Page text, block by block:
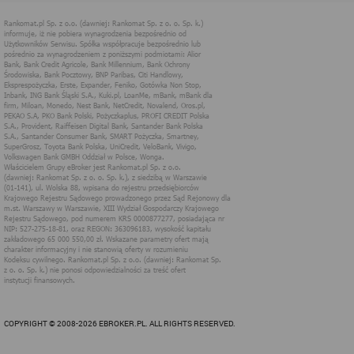
COPYRIGHT © 2008-2026 EBROKER.PL. ALL RIGHTS RESERVED.
innych podobnych technologii do zapisywania informacji o
sposobie korzystania przez użytkownika z tych stron
internetowych.
Każdy użytkownik ma prawo wyboru w zakresie udostępniania
informacji, które go dotyczą.
1. Pliki "cookies"
Pliki typu "cookies" ("ciasteczka"), to informacje, zapisywane
przez przeglądarkę użytkownika, obejmujące zawartość tekstową
które mogą zawierać dane osobowe w postaci adresu IP
komputera oraz unikalnego identyfikatora urządzenia zapisanego w
pliku. Pliki te nie są przechowywane na serwerach spółki, a dane z
nich są odczytywane jedynie podczas wizyty na stronie. Dzięki
plikom cookies strony internetowe pamiętają preferencje
użytkownika, np. ulubione strony internetowe. Pliki cookies nie
identyfikują użytkownika poprzez takie dane jak imię czy nazwisko
i nie są zbierane w ramach technologii cookies, nie mają wpływu
na sprzęt i oprogramowanie użytkownika. Więcej informacji o
plikach "cookies" można znaleźć na stronie
ies.org/
2. W jakim celu wykorzystywane są pliki
Informacje zapisane w plikach cookies pomagają w dostosowaniu